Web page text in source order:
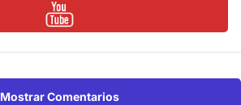
Mostrar Comentarios